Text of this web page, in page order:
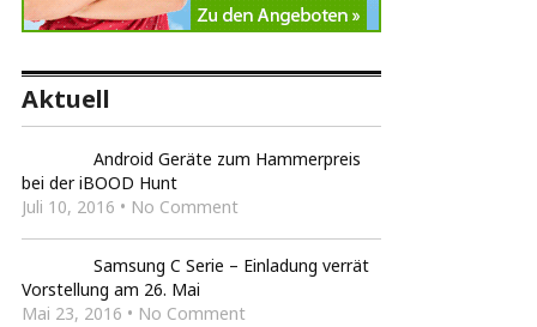
Aktuell
Android Geräte zum Hammerpreis
bei der iBOOD Hunt
Juli 10, 2016 • No Comment
Samsung C Serie – Einladung verrät
Vorstellung am 26. Mai
Mai 23, 2016 • No Comment